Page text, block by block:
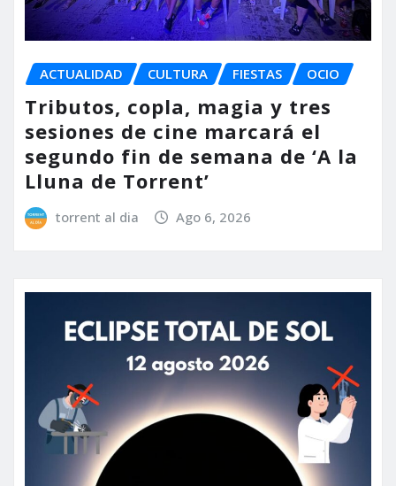
ACTUALIDAD CULTURA FIESTAS OCIO
Tributos, copla, magia y tres
sesiones de cine marcará el
segundo fin de semana de ‘A la
Lluna de Torrent’
torrent al dia Ago 6, 2026